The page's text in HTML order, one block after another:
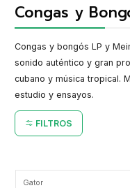
Congas y
Congas y bongós LP y
sonido auténtico y gran
cubano y música tropical.
estudio y ensayos.
FILTROS
Gator